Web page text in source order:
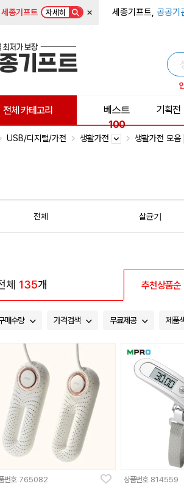
세종기프트 자세히 × 세종기프트, 공공기
전체 카테고리
베스트
100
기획전
USB/디지털/가전 생활가전 생활가전 모음
전체 살균기
체 135개 추천상품순
매수량 가격검색 무료제공 제품
번호 765082 상품번호 814559